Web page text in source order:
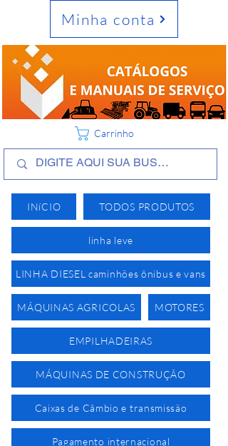
INíCIO TODOS PRODUTOS
linha leve
LINHA DIESEL caminhões ônibus e vans
MÁQUINAS AGRICOLAS MOTORES
EMPILHADEIRAS
MÁQUINAS DE CONSTRUÇÃO
Caixas de Câmbio e transmissão
Pagamento internacional
Minha conta
Carrinho